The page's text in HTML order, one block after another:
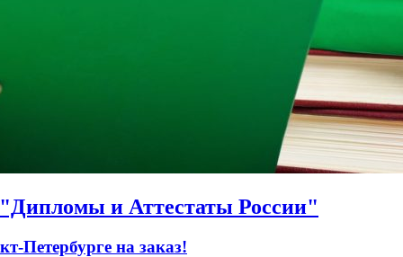
и Аттестаты России"
Петербурге на заказ!